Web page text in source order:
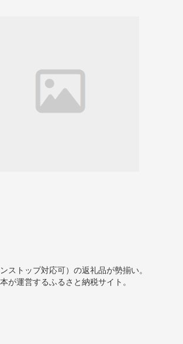
トップ対応可）の返礼品が勢揃い。
が運営するふるさと納税サイト。